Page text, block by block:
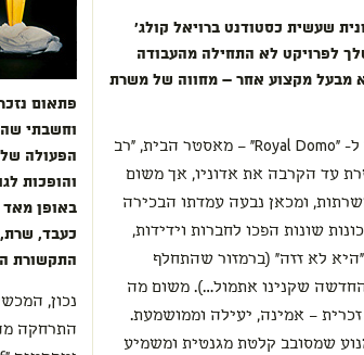
שעשית כסטודנט ברויאל קולג'
לפרויקט לא התחילה מהעבודה
מבעל מקצוע אחר – מחווה של משרת
זה נכון. לפרויקט קראתי "דוֹמוֹ" כאזכור ל- "Royal Domo" – מאסטר הבית, "רב
עד הקרבה את אדוניו, אך משום
ומכאן נבעה עמדתו הבכירה
שונות הפכו לחברות וידידות,
לא זזה" (ברמזור שהתחלף
שקנינו אתמול…). משום מה
– אמינה, יעילה וממושמעת.
שמסובב קלטת מגנטית ומשמיע
פתאום
וחשבתי
הפעולה
והופכות
באופן
כעבד,
התקשורת
נכון,
התרחקה